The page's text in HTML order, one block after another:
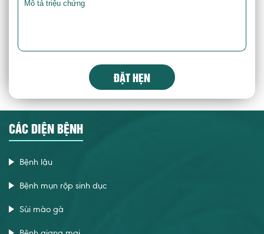
ĐẶT HẸN
CÁC DIỆN BỆNH
Bệnh lậu
Bệnh mụn rộp sinh dục
Sùi mào gà